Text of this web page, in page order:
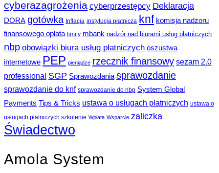
cyberazagrożenia cyberprzestępcy Deklaracja
DORA gotówka Inflacja instytucja płatnicza knf komisja nadzoru
finansowego opłata limity mbank nadzór nad biurami usług płatniczych
nbp obowiązki biura usług płatniczych oszustwa
internetowe PEP pieniądze rzecznik finansowy sezam 2.0
professional SGP Sprawozdania sprawozdanie
sprawozdanie do knf sprawozdanie do nbp System Global
Payments Tips & Tricks ustawa o usługach płatniczych ustawa o
usługach płatniczych szkolenie Wpłata Wsparcie zaliczka
Świadectwo
Amola System